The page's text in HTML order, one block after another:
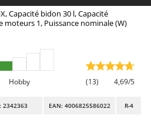
Électriques
sur roues
Capacité bidon 30 l, Capacité
1, Puissance nominale (W)
Hobby (13) 4,69/5
2342363 EAN: 4006825586022 R-4